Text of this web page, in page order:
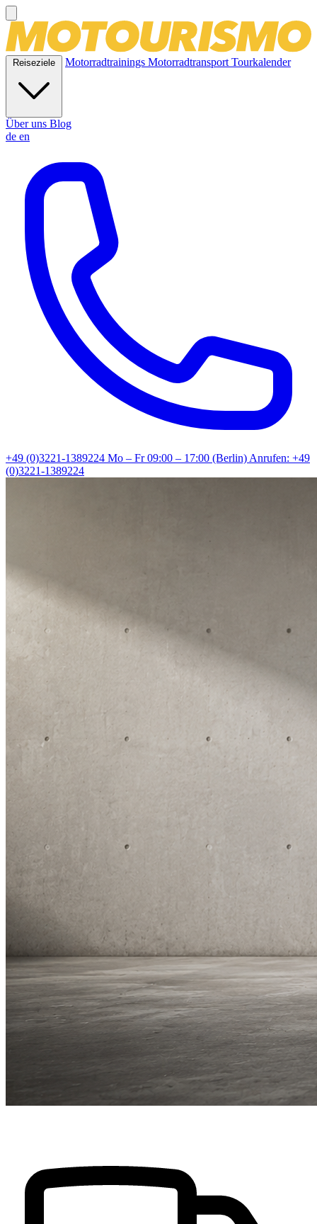
Reiseziele Motorradtrainings MotorradtransportTourkalender
Über uns Blog
de en
+49 (0)3221-1389224 Mo – Fr 09:00 – 17:00 (Berlin)Anrufen: +49
(0)3221-1389224